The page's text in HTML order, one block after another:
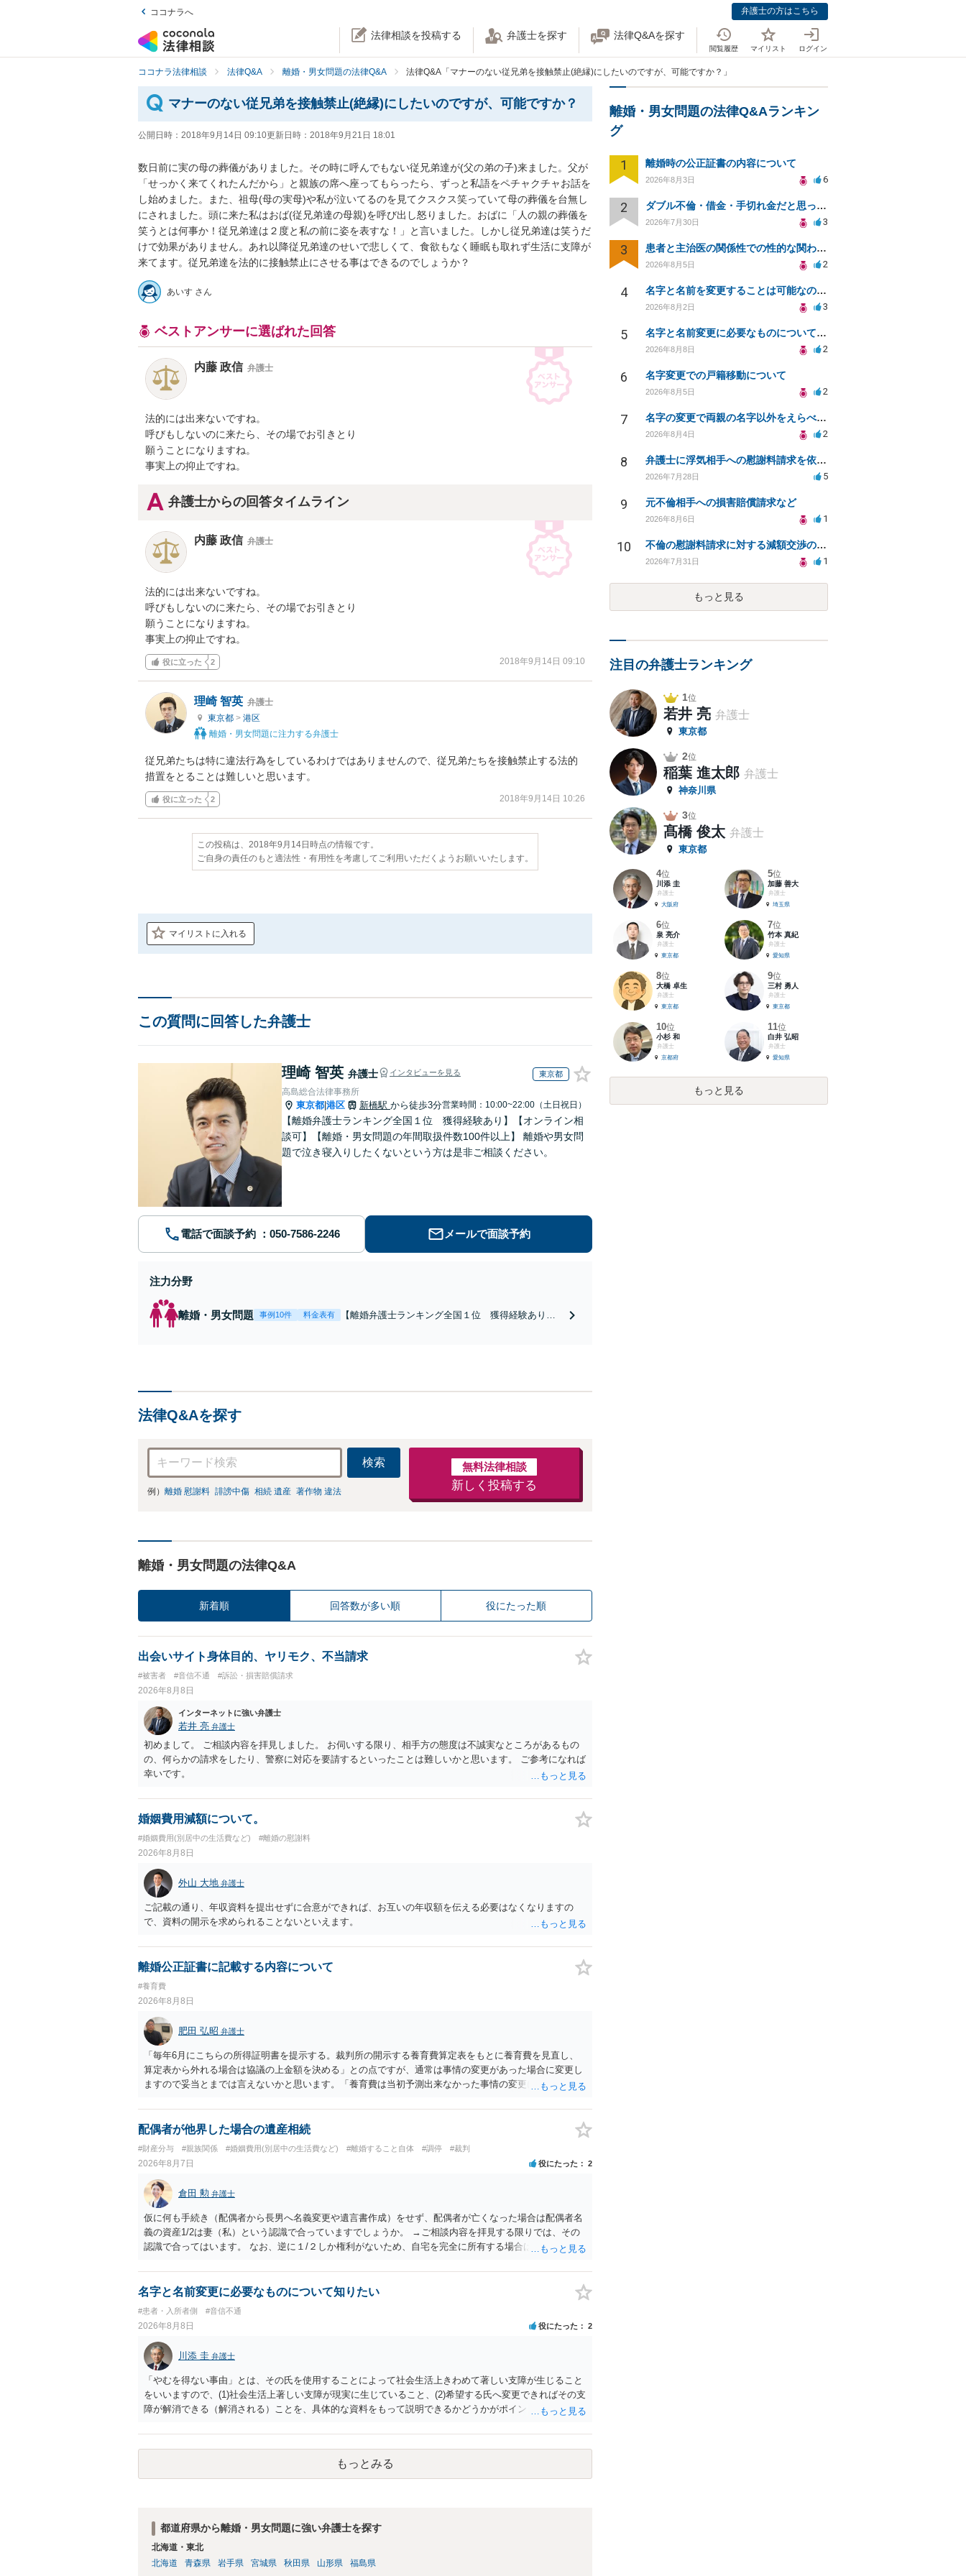
ココナラへ 弁護士の方はこちら
法律相談を投稿する 弁護士を探す 法律Q&Aを探す
閲覧履歴 マイリスト ログイン
ココナラ法律相談 法律Q&A 離婚・男女問題の法律Q&A 法律Q&A「マナーのない従兄弟を接触禁止(絶縁)にしたいのですが、可能ですか？」
マナーのない従兄弟を接触禁止(絶縁)にしたいのですが、可能ですか？
公開日時： 2018年9月14日 09:10更新日時： 2018年9月21日 18:01
数日前に実の母の葬儀がありました。その時に呼んでもない従兄弟達が(父の弟の子)来ました。父が
「せっかく来てくれたんだから」と親族の席へ座ってもらったら、ずっと私語をペチャクチャお話を
し始めました。また、祖母(母の実母)や私が泣いてるのを見てクスクス笑っていて母の葬儀を台無し
にされました。頭に来た私はおば(従兄弟達の母親)を呼び出し怒りました。おばに「人の親の葬儀を
笑うとは何事か！従兄弟達は２度と私の前に姿を表すな！」と言いました。しかし従兄弟達は笑うだ
けで効果がありません。あれ以降従兄弟達のせいで悲しくて、食欲もなく睡眠も取れず生活に支障が
来てます。従兄弟達を法的に接触禁止にさせる事はできるのでしょうか？
あいす さん
ベストアンサーに選ばれた回答
内藤 政信 弁護士
法的には出来ないですね。
呼びもしないのに来たら、その場でお引きとり
願うことになりますね。
事実上の抑止ですね。
弁護士からの回答タイムライン
内藤 政信 弁護士
法的には出来ないですね。
呼びもしないのに来たら、その場でお引きとり
願うことになりますね。
事実上の抑止ですね。
役に立った 2 2018年9月14日 09:10
理崎 智英 弁護士
東京都 > 港区
離婚・男女問題に注力する弁護士
従兄弟たちは特に違法行為をしているわけではありませんので、従兄弟たちを接触禁止する法的
措置をとることは難しいと思います。
役に立った 2 2018年9月14日 10:26
この投稿は、2018年9月14日時点の情報です。
ご自身の責任のもと適法性・有用性を考慮してご利用いただくようお願いいたします。
マイリストに入れる
この質問に回答した弁護士
理崎 智英 弁護士 インタビューを見る 東京都
高島総合法律事務所
東京都 港区 新橋駅 から徒歩3分営業時間：10:00~22:00（土日祝日）
【離婚弁護士ランキング全国１位 獲得経験あり】【オンライン相
談可】【離婚・男女問題の年間取扱件数100件以上】 離婚や男女問
題で泣き寝入りしたくないという方は是非ご相談ください。
電話で面談予約 メールで面談予約
注力分野
離婚・男女問題 事例10件 料金表有
【離婚弁護士ランキング全国１位 獲得経験あり】
法律Q&Aを探す
検索
例） 離婚 慰謝料 誹謗中傷 相続 遺産 著作物 違法
無料法律相談
新しく投稿する
離婚・男女問題の法律Q&A
新着順 回答数が多い順 役にたった順
出会いサイト身体目的、ヤリモク、不当請求
#被害者 #音信不通 #訴訟・損害賠償請求
2026年8月8日
インターネットに強い弁護士
若井 亮 弁護士
初めまして。 ご相談内容を拝見しました。 お伺いする限り、相手方の態度は不誠実なところがあるもの
の、何らかの請求をしたり、警察に対応を要請するといったことは難しいかと思います。 ご参考になれば
幸いです。
婚姻費用減額について。
#婚姻費用(別居中の生活費など) #離婚の慰謝料
2026年8月8日
外山 大地 弁護士
ご記載の通り、年収資料を提出せずに合意ができれば、お互いの年収額を伝える必要はなくなりますの
で、資料の開示を求められることないといえます。
離婚公正証書に記載する内容について
#養育費
2026年8月8日
肥田 弘昭 弁護士
「毎年6月にこちらの所得証明書を提示する。裁判所の開示する養育費算定表をもとに養育費を見直し、
算定表から外れる場合は協議の上金額を決める」との点ですが、通常は事情の変更があった場合に変更し
ますので妥当とまでは言えないかと思います。「養育費は当初予測出来なかった事情の変更により双方協
く事になり、上記のような文言が無くても養育費の見直しは適宜出来るかと思うのですが違うのでしょう
か？との点はそのとおりかと思います。養育費は事情の変更があった場合に変更するので毎年見直すこと
配偶者が他界した場合の遺産相続
#財産分与 #親族関係 #婚姻費用(別居中の生活費など) #離婚すること自体 #調停 #裁判
2026年8月7日 役にたった 2
倉田 勲 弁護士
仮に何も手続き（配偶者から長男へ名義変更や遺言書作成）をせず、配偶者が亡くなった場合は配偶者名
義の資産1/2は妻（私）という認識で合っていますでしょうか。 →ご相談内容を拝見する限りでは、その
認識で合ってはいます。 なお、逆に１/２しか権利がないため、自宅を完全に所有する場合は、他の相続
名字と名前変更に必要なものについて知りたい
#患者・入所者側 #音信不通
2026年8月8日 役にたった 2
川添 圭 弁護士
「やむを得ない事由」とは、その氏を使用することによって社会生活上きわめて著しい支障が生じること
をいいますので、(1)社会生活上著しい支障が現実に生じていること、(2)希望する氏へ変更できればその支
障が解消できる（解消される）ことを、具体的な資料をもって説明できるかどうかがポイントです。 記録
出することが必要になります。「フラッシュバック」とのことなので、例えば、医学上確立されているPT
SDの診断基準に合致した説明とそれに沿う資料の提出が必要になってくるように思います。 精神的・心
理的な理由の氏変更は様々な意味でハードルがかなり高く、弁護士へ依頼しても苦労することが強く予想
されるところです。、もし本人申立てをお考えであれば、医学知識はもちろん法律知識も要求されますの
もっとみる
都道府県から離婚・男女問題に強い弁護士を探す
北海道・東北
北海道
青森県 岩手県 宮城県 秋田県 山形県 福島県
離婚・男女問題の法律Q&Aランキン
グ
1 離婚時の公正証書の内容について
2026年8月3日 6
2 ダブル不倫・借金・手切れ金だと思っていたお金を1年後いまさら脅迫罪として通知書が来てまとめて請求
2026年7月30日 3
3 患者と主治医の関係性での性的な関わりからのトラブル
2026年8月5日 2
4 名字と名前を変更することは可能なのか？
2026年8月2日 3
5 名字と名前変更に必要なものについて知りたい
2026年8月8日 2
6 名字変更での戸籍移動について
2026年8月5日 2
7 名字の変更で両親の名字以外をえらべるのか？
2026年8月4日 2
8 弁護士に浮気相手への慰謝料請求を依頼する費用相場は？
2026年7月28日 5
9 元不倫相手への損害賠償請求など
2026年8月6日 1
10 不倫の慰謝料請求に対する減額交渉の可能性と対策
2026年7月31日 1
もっと見る
注目の弁護士ランキング
1位
若井 亮 弁護士
東京都
2位
稲葉 進太郎 弁護士
神奈川県
3位
髙橋 俊太 弁護士
東京都
4位
川添 圭
弁護士
大阪府
5位
加藤 善大
弁護士
埼玉県
6位
泉 亮介
弁護士
東京都
7位
竹本 真紀
弁護士
愛知県
8位
大橋 卓生
弁護士
東京都
9位
三村 勇人
弁護士
東京都
10位
小杉 和
弁護士
京都府
11位
白井 弘昭
弁護士
愛知県
もっと見る